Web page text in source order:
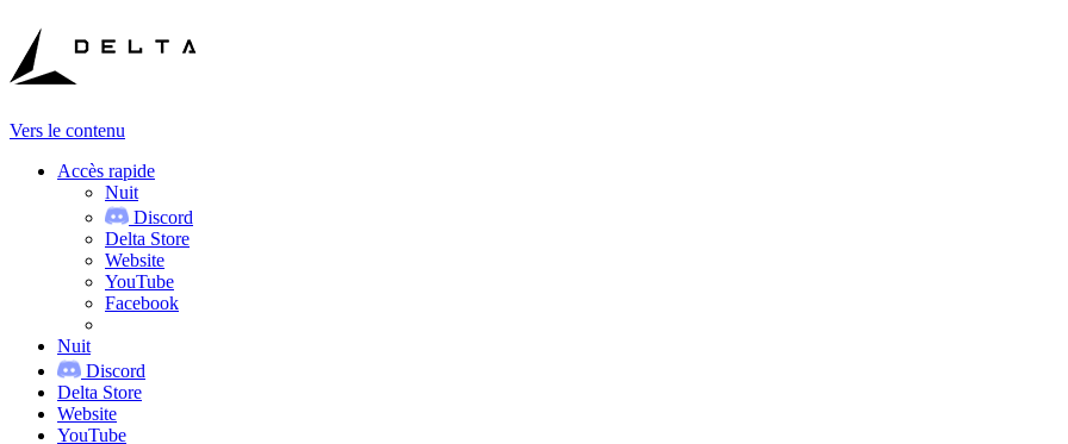
Vers le contenu
Accès rapide
Nuit
Discord
Delta Store
Website
YouTube
Facebook
Nuit
Discord
Delta Store
Website
YouTube